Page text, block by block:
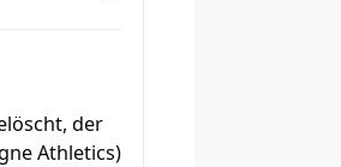
der
Athletics)